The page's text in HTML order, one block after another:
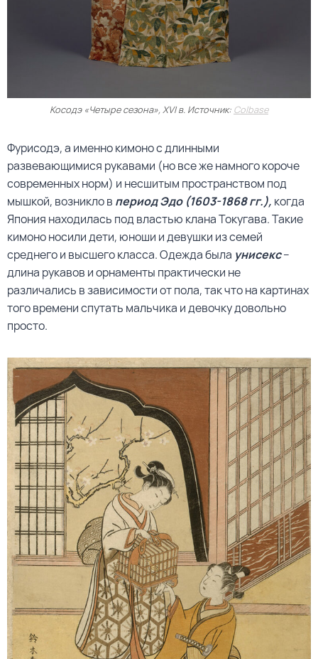
Косодэ «Четыре сезона», XVI в. Источник: Colbase
Фурисодэ, а именно кимоно с длинными
развевающимися рукавами (но все же намного короче
современных норм) и несшитым пространством под
мышкой, возникло в период Эдо (1603-1868 гг.), когда
Япония находилась под властью клана Токугава. Такие
кимоно носили дети, юноши и девушки из семей
среднего и высшего класса. Одежда была унисекс–
длина рукавов и орнаменты практически не
различались в зависимости от пола, так что на картинах
того времени спутать мальчика и девочку довольно
просто.